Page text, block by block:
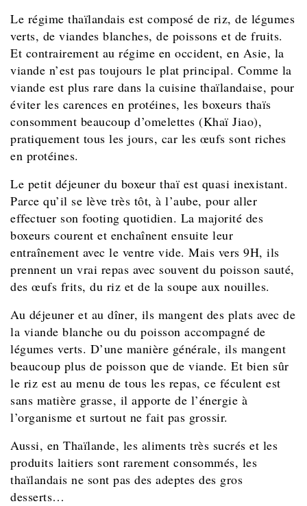
Le régime thaïlandais est composé de riz, de légumes
verts, de viandes blanches, de poissons et de fruits.
Et contrairement au régime en occident, en Asie, la
viande n’est pas toujours le plat principal. Comme la
viande est plus rare dans la cuisine thaïlandaise, pour
éviter les carences en protéines, les boxeurs thaïs
consomment beaucoup d’omelettes (Khaï Jiao),
pratiquement tous les jours, car les œufs sont riches
en protéines.
Le petit déjeuner du boxeur thaï est quasi inexistant.
Parce qu’il se lève très tôt, à l’aube, pour aller
effectuer son footing quotidien. La majorité des
boxeurs courent et enchaînent ensuite leur
entraînement avec le ventre vide. Mais vers 9H, ils
prennent un vrai repas avec souvent du poisson sauté,
des œufs frits, du riz et de la soupe aux nouilles.
Au déjeuner et au dîner, ils mangent des plats avec de
la viande blanche ou du poisson accompagné de
légumes verts. D’une manière générale, ils mangent
beaucoup plus de poisson que de viande. Et bien sûr
le riz est au menu de tous les repas, ce féculent est
sans matière grasse, il apporte de l’énergie à
l’organisme et surtout ne fait pas grossir.
Aussi, en Thaïlande, les aliments très sucrés et les
produits laitiers sont rarement consommés, les
thaïlandais ne sont pas des adeptes des gros
desserts…